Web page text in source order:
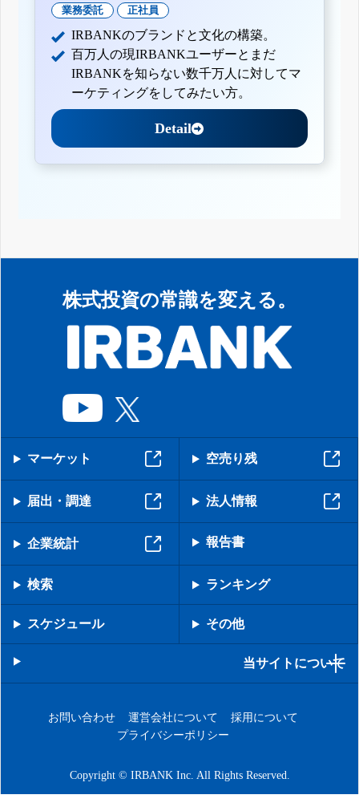
業務委託 正社員
IRBANKのブランドと文化の構築。
百万人の現IRBANKユーザーとまだ
IRBANKを知らない数千万人に対してマ
ーケティングをしてみたい方。
Detail
株式投資の常識を変える。
マーケット 空売り残
届出・調達 法人情報
企業統計 報告書
検索 ランキング
スケジュール その他
当サイトについて
お問い合わせ 運営会社について
採用について
プライバシーポリシー
Copyright © IRBANK Inc. All Rights Reserved.